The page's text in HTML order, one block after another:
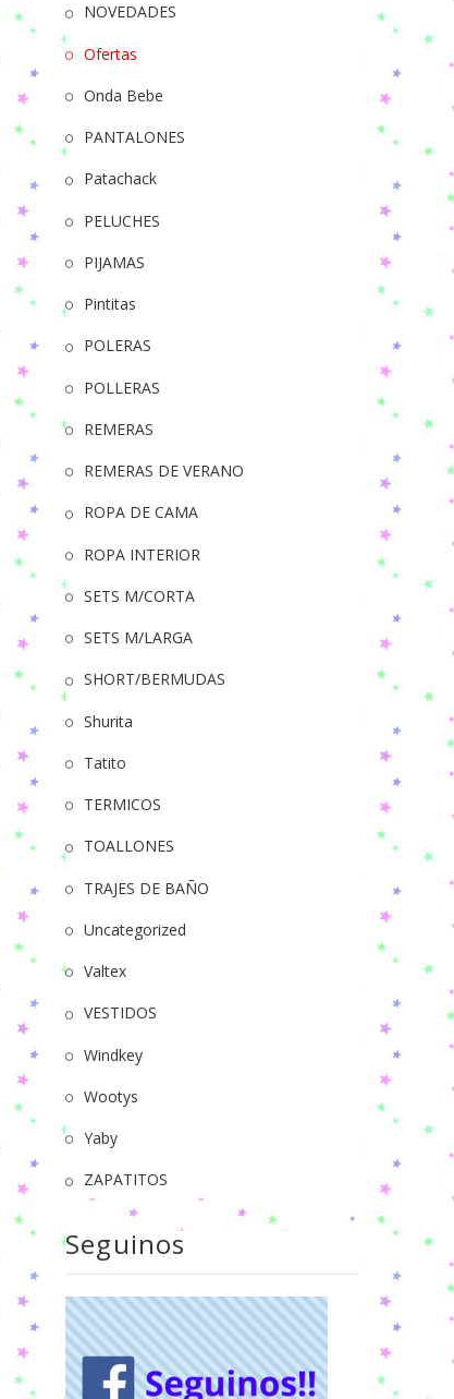
NOVEDADES
Ofertas
Onda Bebe
PANTALONES
Patachack
PELUCHES
PIJAMAS
Pintitas
POLERAS
POLLERAS
REMERAS
REMERAS DE VERANO
ROPA DE CAMA
ROPA INTERIOR
SETS M/CORTA
SETS M/LARGA
SHORT/BERMUDAS
Shurita
Tatito
TERMICOS
TOALLONES
TRAJES DE BAÑO
Uncategorized
Valtex
VESTIDOS
Windkey
Wootys
Yaby
ZAPATITOS
Seguinos